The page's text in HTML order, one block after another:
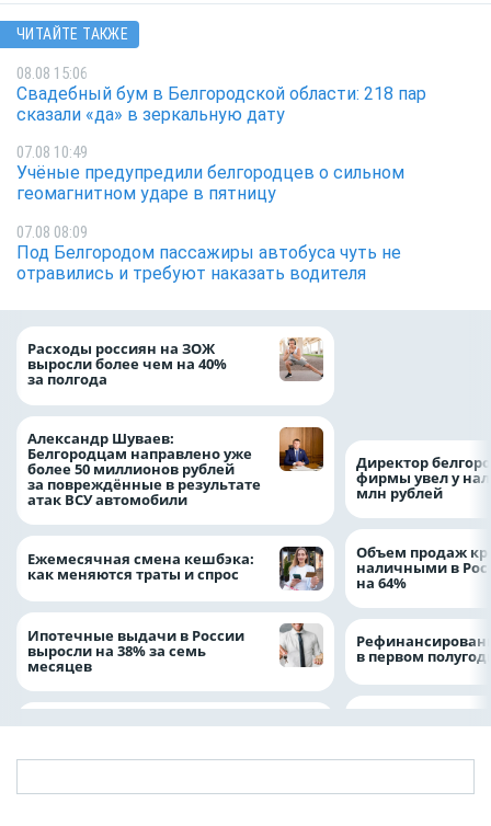
ЧИТАЙТЕ ТАКЖЕ
08.08 15:06
Свадебный бум в Белгородской области: 218 пар
сказали «да» в зеркальную дату
07.08 10:49
Учёные предупредили белгородцев о сильном
геомагнитном ударе в пятницу
07.08 08:09
Под Белгородом пассажиры автобуса чуть не
отравились и требуют наказать водителя
Расходы россиян на ЗОЖ
выросли более чем на 40%
за полгода
Александр Шуваев:
Белгородцам направлено уже
более 50 миллионов рублей
за повреждённые в результате
атак ВСУ автомобили
Ежемесячная смена кешбэка:
как меняются траты и спрос
Ипотечные выдачи в России
выросли на 38% за семь
месяцев
Директор
фирмы увел у
млн рублей
Объем продаж
наличными в
на 64%
в первом